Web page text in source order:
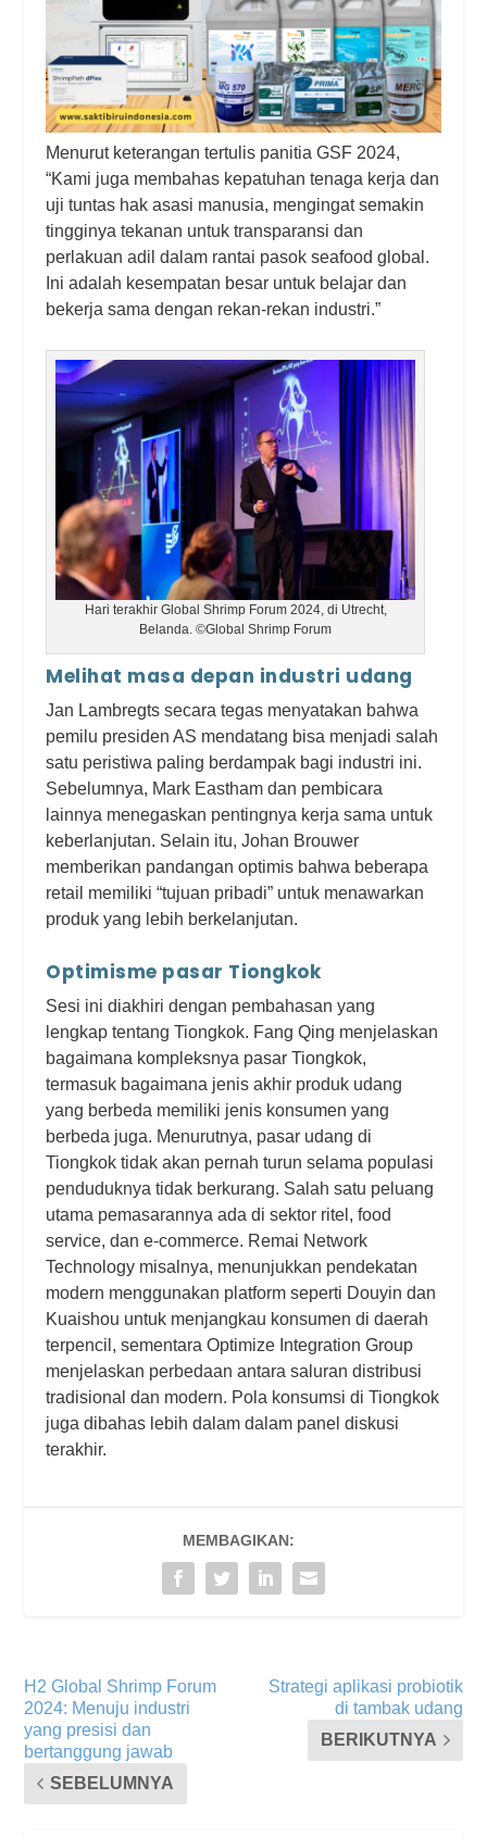
Menurut keterangan tertulis panitia GSF 2024,
“Kami juga membahas kepatuhan tenaga kerja dan
uji tuntas hak asasi manusia, mengingat semakin
tingginya tekanan untuk transparansi dan
perlakuan adil dalam rantai pasok seafood global.
Ini adalah kesempatan besar untuk belajar dan
bekerja sama dengan rekan-rekan industri.”
Hari terakhir Global Shrimp Forum 2024, di Utrecht,
Belanda. ©Global Shrimp Forum
Melihat masa depan industri udang
Jan Lambregts secara tegas menyatakan bahwa
pemilu presiden AS mendatang bisa menjadi salah
satu peristiwa paling berdampak bagi industri ini.
Sebelumnya, Mark Eastham dan pembicara
lainnya menegaskan pentingnya kerja sama untuk
keberlanjutan. Selain itu, Johan Brouwer
memberikan pandangan optimis bahwa beberapa
retail memiliki “tujuan pribadi” untuk menawarkan
produk yang lebih berkelanjutan.
Optimisme pasar Tiongkok
Sesi ini diakhiri dengan pembahasan yang
lengkap tentang Tiongkok. Fang Qing menjelaskan
bagaimana kompleksnya pasar Tiongkok,
termasuk bagaimana jenis akhir produk udang
yang berbeda memiliki jenis konsumen yang
berbeda juga. Menurutnya, pasar udang di
Tiongkok tidak akan pernah turun selama populasi
penduduknya tidak berkurang. Salah satu peluang
utama pemasarannya ada di sektor ritel, food
service, dan e-commerce. Remai Network
Technology misalnya, menunjukkan pendekatan
modern menggunakan platform seperti Douyin dan
Kuaishou untuk menjangkau konsumen di daerah
terpencil, sementara Optimize Integration Group
menjelaskan perbedaan antara saluran distribusi
tradisional dan modern. Pola konsumsi di Tiongkok
juga dibahas lebih dalam dalam panel diskusi
terakhir.
MEMBAGIKAN:
H2 Global Shrimp Forum
2024: Menuju industri
yang presisi dan
bertanggung jawab
SEBELUMNYA
Strategi aplikasi probiotik
di tambak udang
BERIKUTNYA